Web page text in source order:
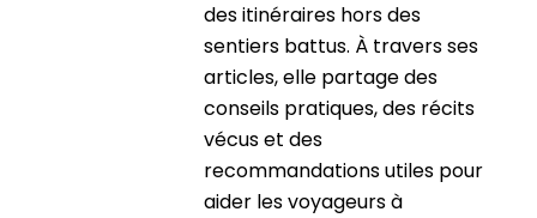
des itinéraires hors des
sentiers battus. À travers ses
articles, elle partage des
conseils pratiques, des récits
vécus et des
recommandations utiles pour
aider les voyageurs à